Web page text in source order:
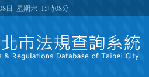
日 星期六 15時08分